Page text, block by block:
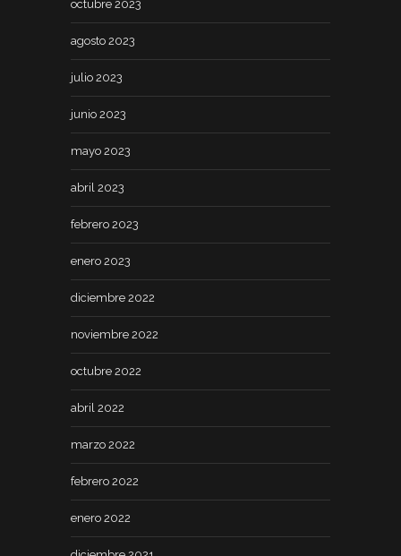
octubre 2023
agosto 2023
julio 2023
junio 2023
mayo 2023
abril 2023
febrero 2023
enero 2023
diciembre 2022
noviembre 2022
octubre 2022
abril 2022
marzo 2022
febrero 2022
enero 2022